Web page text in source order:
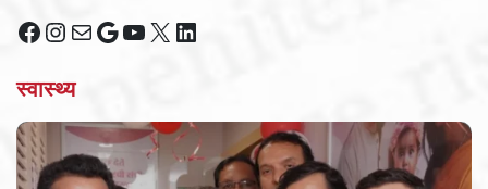
Facebook
Instagram
MailGoogle
YouTube
X LinkedIn
स्वास्थ्य